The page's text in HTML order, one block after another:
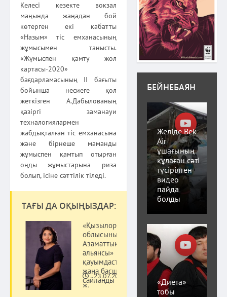
Келесі кезекте вокзал
маңында жаңадан бой
көтерген екі қабатты
«Назым» тіс емханасының
жұмысымен танысты.
«Жұмыспен қамту жол
картасы-2020»
бағдарламасының II бағыты
бойынша несиеге қол
жеткізген А.Дабылованың
қазіргі заманауи
техналогиялармен
жабдықталған тіс емханасына
және бірнеше маманды
жұмыспен қамтып отырған
оңды жұмыстарына риза
болып, ісіне сәттілік тіледі.
ТАҒЫ ДА ОҚЫҢЫЗДАР:
«Қызылорда
облысының
Азаматтық
альянсы»
қауымдастығының
жаңа басшысы
сайланды
23.07.20
ж.
БЕЙНЕБАЯН
Желіде Bek
Air
ұшағының
құлаған сәті
түсірілген
видео
пайда
болды
«Диета»
тобы